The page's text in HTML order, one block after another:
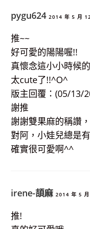
pygu624 2014 年 5 月
推~~
好可愛的陽陽喔!!
真懷念這小小時候
太cute了!!^O^
版主回覆：(05/13/
謝推
謝謝雙果麻的稱讚，
對阿，小娃兒總是
確實很可愛啊^^
irene-頡麻 2014 年 5
推!